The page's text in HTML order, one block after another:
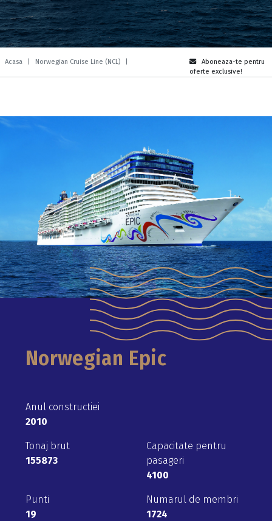
Acasa Norwegian Cruise Line (NCL)
Aboneaza-te pentru
oferte exclusive!
Norwegian Epic
Anul constructiei
2010
Tonaj brut
155873
Capacitate pentru
pasageri
4100
Punti
19
Numarul de membri
1724